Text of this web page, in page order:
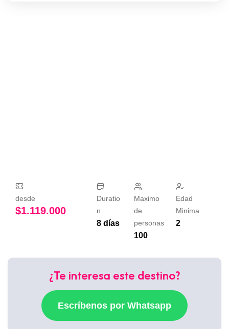
desde
$1.119.000
Duratio
n
8 días
Maximo
de
personas
100
Edad
Minima
2
¿Te interesa este destino?
Escríbenos por Whatsapp